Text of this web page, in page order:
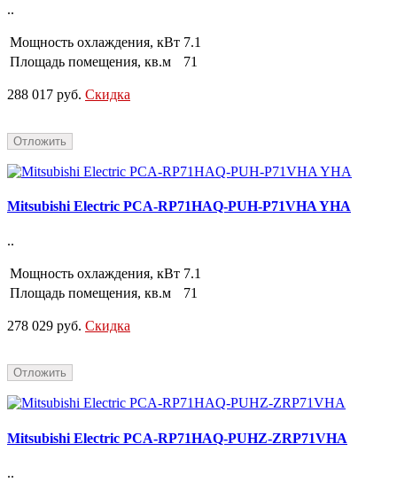
..
Мощность охлаждения, кВт 7.1
Площадь помещения, кв.м
71
288 017 руб. Скидка
Отложить
Mitsubishi Electric PCA-RP71HAQ-PUH-P71VHA YHA
..
Мощность охлаждения, кВт 7.1
Площадь помещения, кв.м
71
278 029 руб. Скидка
Отложить
Mitsubishi Electric PCA-RP71HAQ-PUHZ-ZRP71VHA
..